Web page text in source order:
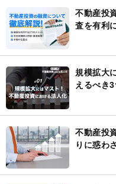
不動産投
査を有利
規模拡大
えるべき
不動産投
りに惑わ